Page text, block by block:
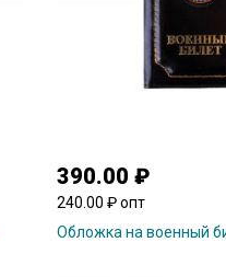
390.00 ₽
240.00 ₽ опт
Обложка на военный